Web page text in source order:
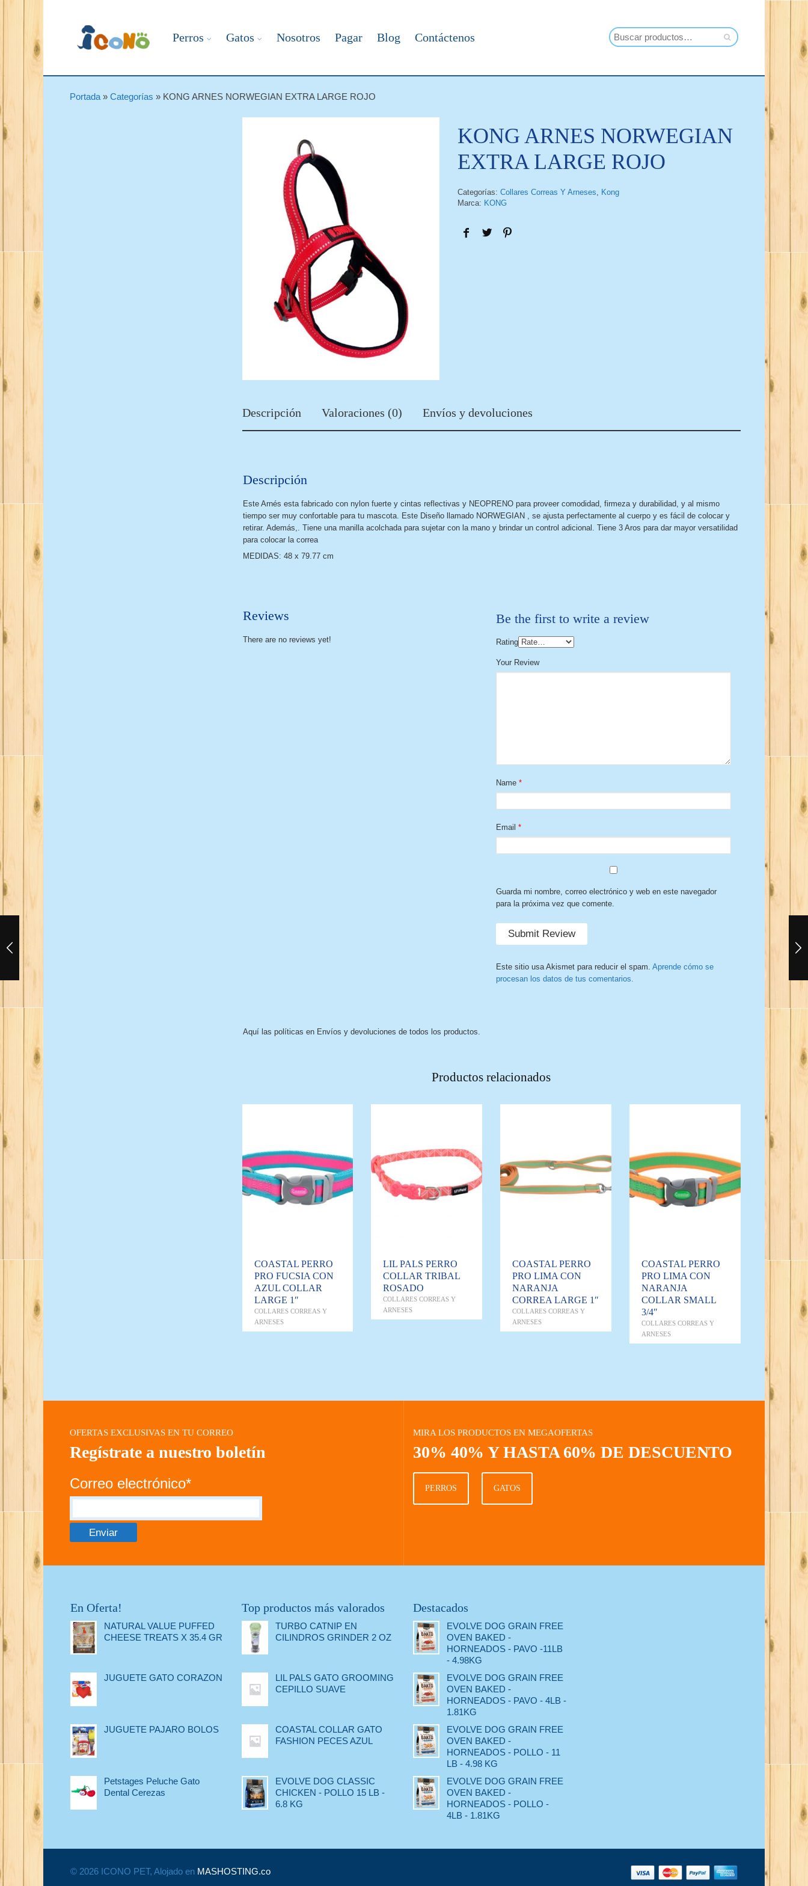
Perros Gatos Nosotros Pagar Blog Contáctenos
Portada » Categorías » KONG ARNES NORWEGIAN EXTRA LARGE ROJO
KONG ARNES NORWEGIAN
EXTRA LARGE ROJO
Categorías: Collares Correas Y Arneses, Kong
Marca: KONG
Descripción Valoraciones (0) Envíos y devoluciones
Descripción
Este Arnés esta fabricado con nylon fuerte y cintas reflectivas y NEOPRENO para proveer comodidad, firmeza y durabilidad, y al mismo
tiempo ser muy confortable para tu mascota. Este Diseño llamado NORWEGIAN , se ajusta perfectamente al cuerpo y es fácil de colocar y
retirar. Además,. Tiene una manilla acolchada para sujetar con la mano y brindar un control adicional. Tiene 3 Aros para dar mayor versatilidad
para colocar la correa
MEDIDAS: 48 x 79.77 cm
Reviews
There are no reviews yet!
Be the first to write a review
Rating
Your Review
Name *
Email *
Guarda mi nombre, correo electrónico y web en este navegador
para la próxima vez que comente.
Este sitio usa Akismet para reducir el spam. Aprende cómo se
procesan los datos de tus comentarios.
Aquí las políticas en Envíos y devoluciones de todos los productos.
Productos relacionados
COASTAL PERRO
PRO FUCSIA CON
AZUL COLLAR
LARGE 1″
COLLARES CORREAS Y
ARNESES
LIL PALS PERRO
COLLAR TRIBAL
ROSADO
COLLARES CORREAS Y
ARNESES
COASTAL PERRO
PRO LIMA CON
NARANJA
CORREA LARGE 1″
COLLARES CORREAS Y
ARNESES
COASTAL PERRO
PRO LIMA CON
NARANJA
COLLAR SMALL
3/4″
COLLARES CORREAS Y
ARNESES
OFERTAS EXCLUSIVAS EN TU CORREO
Regístrate a nuestro boletín
Correo electrónico*
MIRA LOS PRODUCTOS EN MEGAOFERTAS
30% 40% Y HASTA 60% DE DESCUENTO
PERROS GATOS
En Oferta!
NATURAL VALUE PUFFED
CHEESE TREATS X 35.4 GR
JUGUETE GATO CORAZON
JUGUETE PAJARO BOLOS
Petstages Peluche Gato
Dental Cerezas
Top productos más valorados
TURBO CATNIP EN
CILINDROS GRINDER 2 OZ
LIL PALS GATO GROOMING
CEPILLO SUAVE
COASTAL COLLAR GATO
FASHION PECES AZUL
EVOLVE DOG CLASSIC
CHICKEN - POLLO 15 LB -
6.8 KG
Destacados
EVOLVE DOG GRAIN FREE
OVEN BAKED -
HORNEADOS - PAVO -11LB
- 4.98KG
EVOLVE DOG GRAIN FREE
OVEN BAKED -
HORNEADOS - PAVO - 4LB -
1.81KG
EVOLVE DOG GRAIN FREE
OVEN BAKED -
HORNEADOS - POLLO - 11
LB - 4.98 KG
EVOLVE DOG GRAIN FREE
OVEN BAKED -
HORNEADOS - POLLO -
4LB - 1.81KG
© 2026 ICONO PET, Alojado en MASHOSTING.co